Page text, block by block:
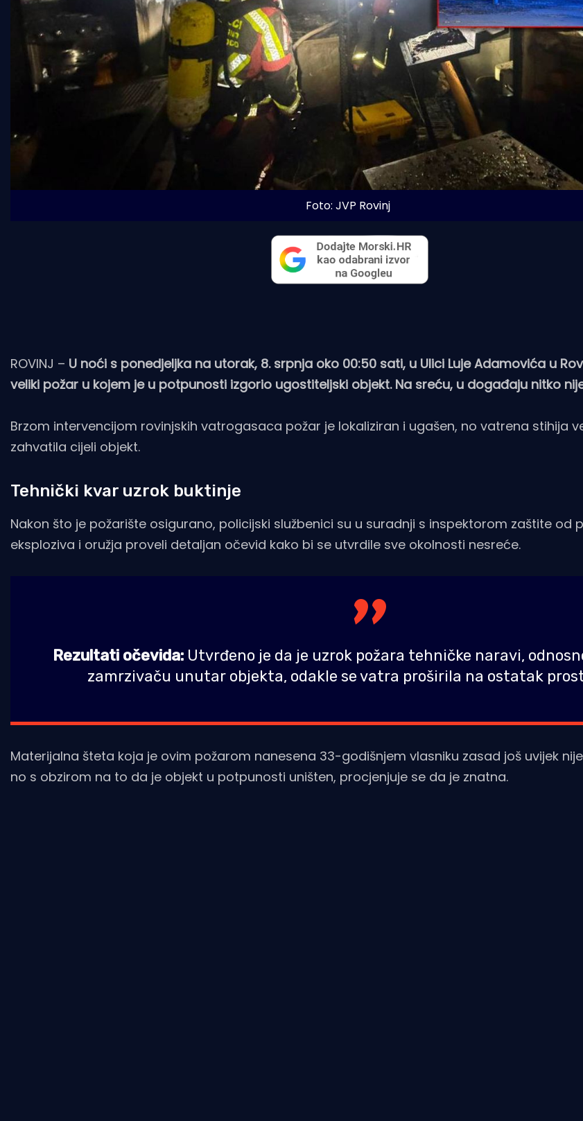
Foto: JVP Rovinj
ROVINJ – U noći s ponedjeljka na utorak, 8. srpnja oko 00:50 sati, u Ulici Luje Adamovića u
veliki požar u kojem je u potpunosti izgorio ugostiteljski objekt. Na sreću, u događaju nitko
Brzom intervencijom rovinjskih vatrogasaca požar je lokaliziran i ugašen, no vatrena stihija
zahvatila cijeli objekt.
Tehnički kvar uzrok buktinje
Nakon što je požarište osigurano, policijski službenici su u suradnji s inspektorom zaštite od
eksploziva i oružja proveli detaljan očevid kako bi se utvrdile sve okolnosti nesreće.
Rezultati očevida:Utvrđeno je da je uzrok požara tehničke naravi,
zamrzivaču unutar objekta, odakle se vatra proširila na ostatak
Materijalna šteta koja je ovim požarom nanesena 33-godišnjem vlasniku zasad još uvijek
no s obzirom na to da je objekt u potpunosti uništen, procjenjuje se da je znatna.